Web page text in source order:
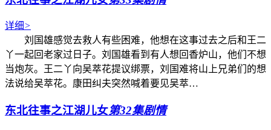
详细>
刘国雄感觉去救人有些困难，他想在这事过去之后和王二
丫一起回老家过日子。刘国雄看到有人想回香炉山，他们不想
当炮灰。王二丫向吴萃花提议绑票，刘国难将山上兄弟们的想
法说给吴萃花。康田纠夫突然喊着要见吴萃…
东北往事之江湖儿女第32集剧情